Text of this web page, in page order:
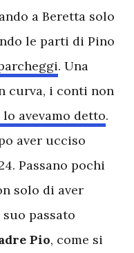
a Beretta solo
le parti di Pino
. Una
curva, i conti non
avevamo detto.
aver ucciso
Passano pochi
solo di aver
passato
Pio, come si